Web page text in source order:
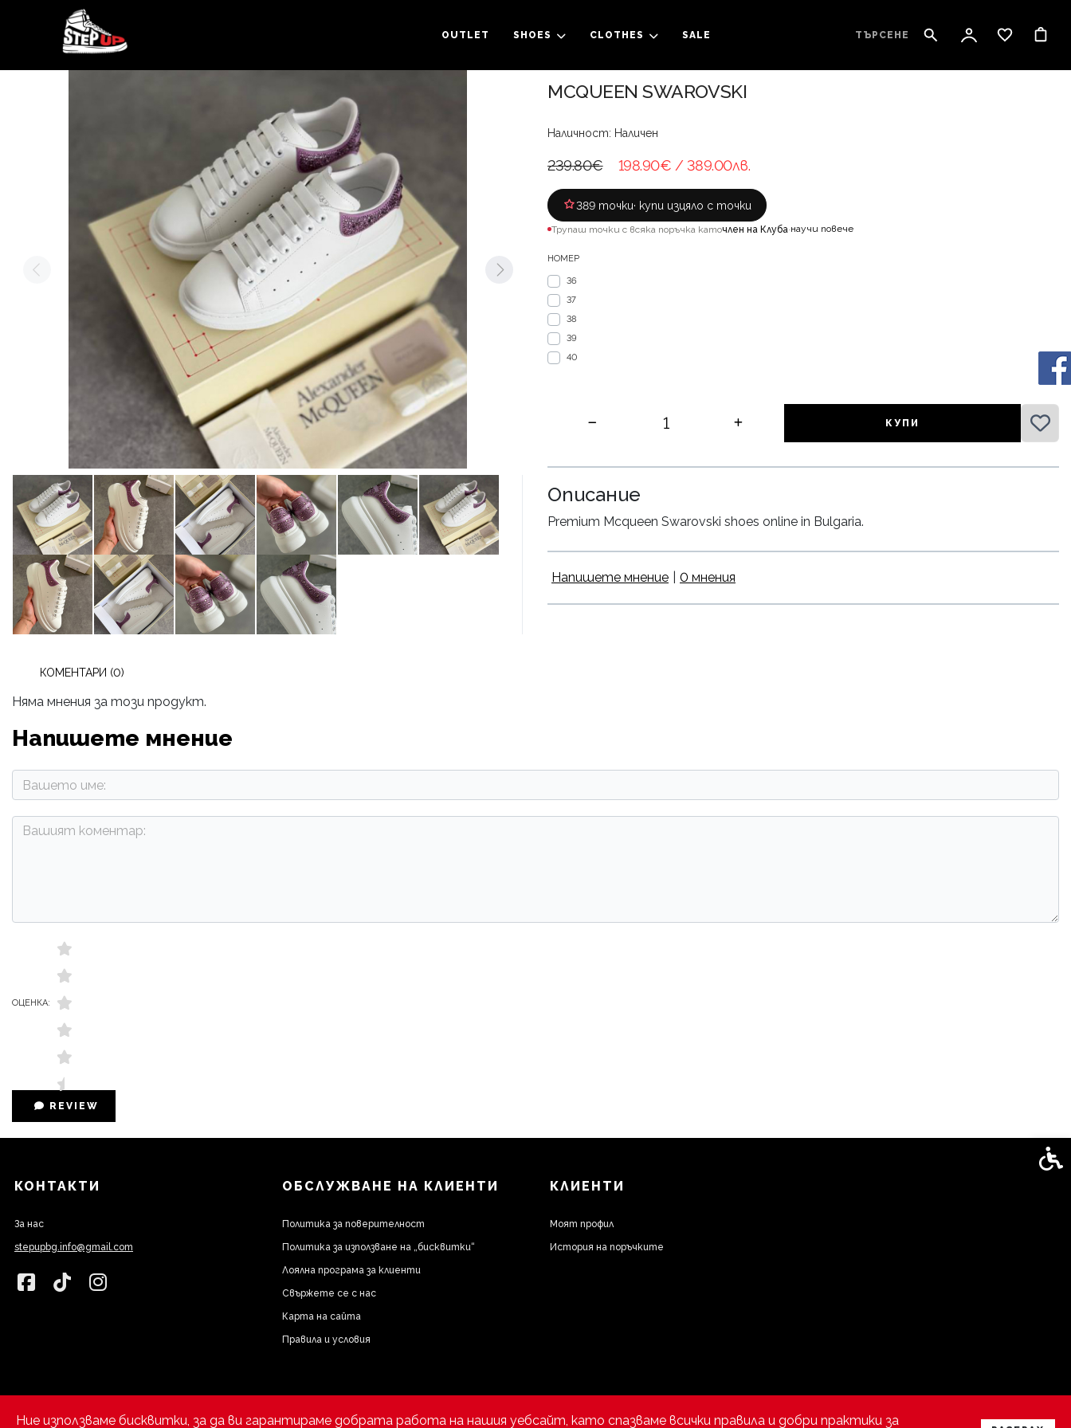
ТЪРСЕНЕ
OUTLET SHOES CLOTHES SALE
MCQUEEN SWAROVSKI
Наличност: Наличен
239.80€ 198.90€ / 389.00лв.
389 точки· купи изцяло с точки
Трупаш точки с всяка поръчка каточлен на Клуба·научи повече
НОМЕР
36
37
38
39
40
КУПИ
Описание
Premium Mcqueen Swarovski shoes online in Bulgaria.
Напишете мнение 0 мнения
КОМЕНТАРИ (0)
Няма мнения за този продукт.
Напишете мнение
ОЦЕНКА:
REVIEW
Ние използваме бисквитки, за да ви гарантираме добрата работа на нашия уебсайт, като спазваме всички правила и добри практики за
КОНТАКТИ
За нас
stepupbg.info@gmail.com
ОБСЛУЖВАНЕ НА КЛИЕНТИ
Политика за поверителност
Политика за използване на „бисквитки“
Лоялна програма за клиенти
Свържете се с нас
Карта на сайта
Правила и условия
КЛИЕНТИ
Моят профил
История на поръчките